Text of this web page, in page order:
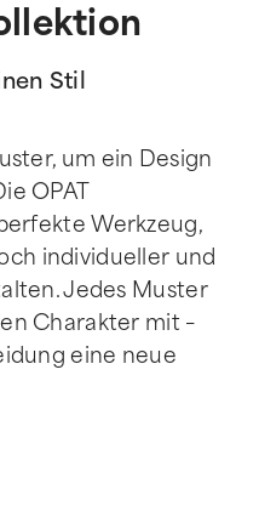
Stil
um ein Design
OPAT
Werkzeug,
individueller und
Jedes Muster
Charakter mit –
eine neue